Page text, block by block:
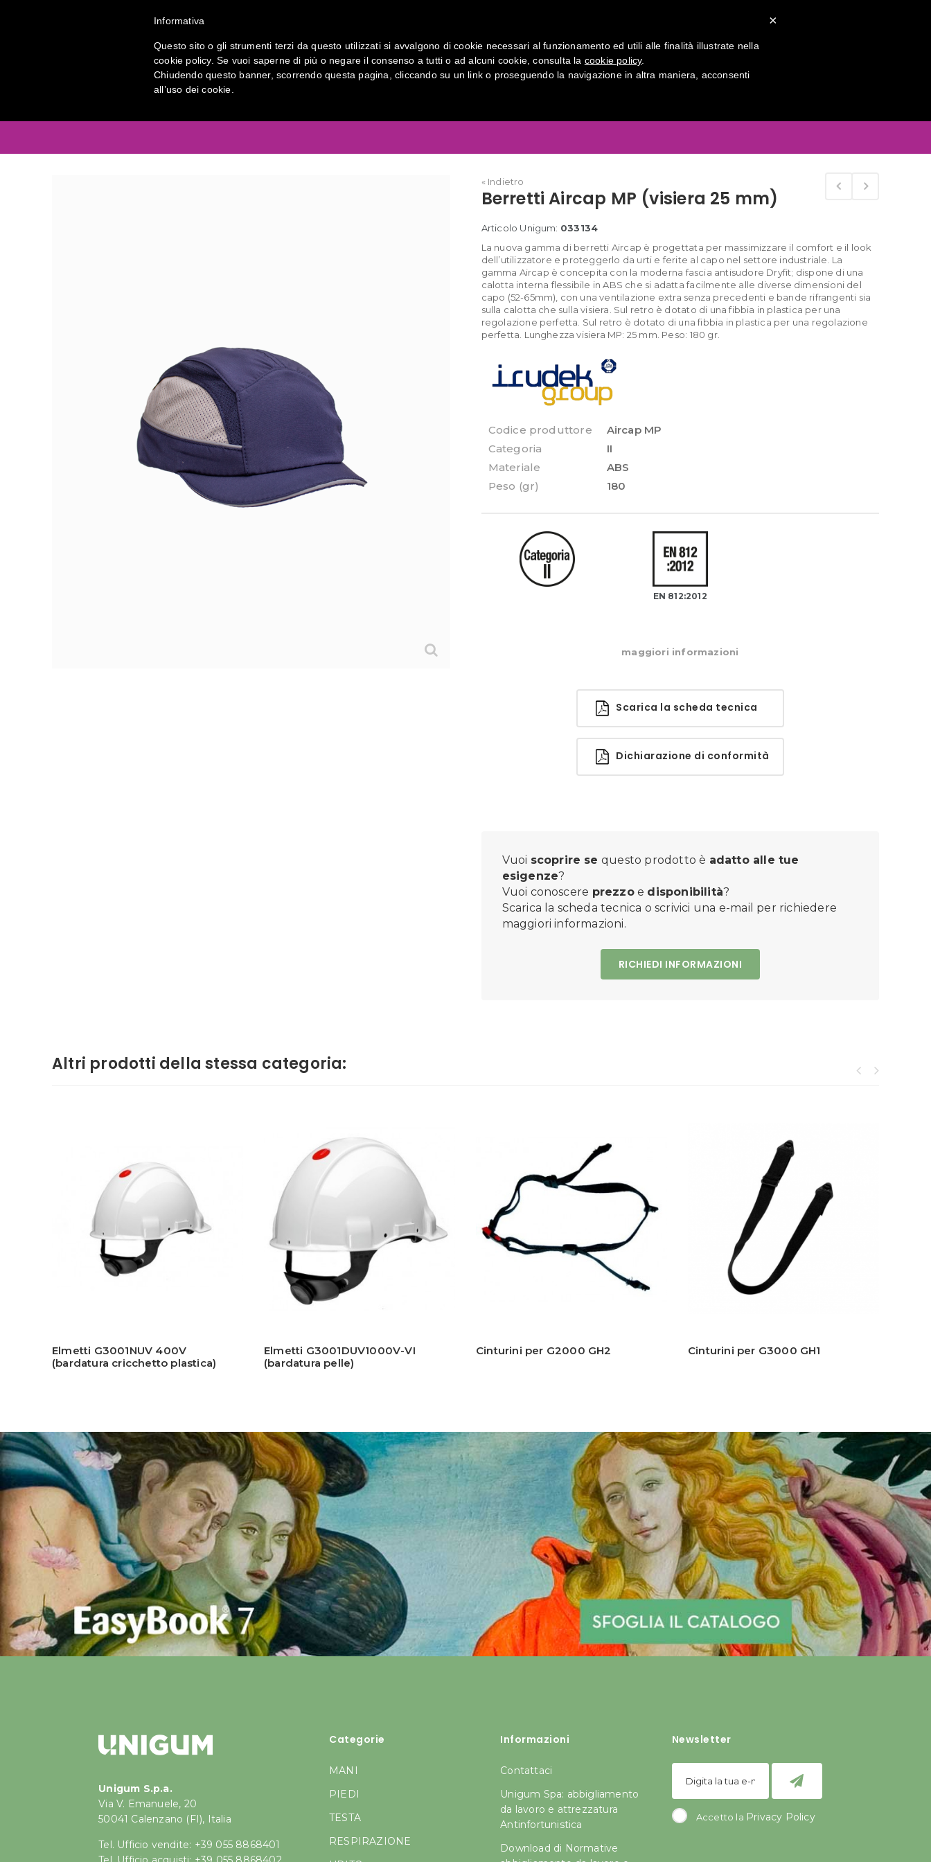
« Indietro
Berretti Aircap MP (visiera 25 mm)
Articolo Unigum: 033134
La nuova gamma di berretti Aircap è progettata per massimizzare il comfort e il look
dell’utilizzatore e proteggerlo da urti e ferite al capo nel settore industriale. La
gamma Aircap è concepita con la moderna fascia antisudore Dryfit; dispone di una
calotta interna flessibile in ABS che si adatta facilmente alle diverse dimensioni del
capo (52-65mm), con una ventilazione extra senza precedenti e bande rifrangenti sia
sulla calotta che sulla visiera. Sul retro è dotato di una fibbia in plastica per una
regolazione perfetta. Sul retro è dotato di una fibbia in plastica per una regolazione
perfetta. Lunghezza visiera MP: 25 mm. Peso: 180 gr.
Codice produttore
Aircap MP
Categoria
II
Materiale
ABS
Peso (gr)
180
EN 812:2012
maggiori informazioni
Scarica la scheda tecnica
Dichiarazione di conformità
Vuoi scoprire se questo prodotto è adatto alle tue
esigenze?
Vuoi conoscere prezzoe disponibilità?
Scarica la scheda tecnica o scrivici una e-mail per richiedere
maggiori informazioni.
RICHIEDI INFORMAZIONI
Altri prodotti della stessa categoria:
Elmetti G3001NUV 400V
(bardatura cricchetto plastica)
Elmetti G3001DUV1000V-VI
(bardatura pelle)
Cinturini per G2000 GH2 Cinturini per G3000 GH1
Unigum S.p.a.
Via V. Emanuele, 20
50041 Calenzano (FI), Italia
Tel. Ufficio vendite: +39 055 8868401
Categorie
MANI
PIEDI
TESTA
RESPIRAZIONE
Informazioni
Contattaci
Unigum Spa: abbigliamento
da lavoro e attrezzatura
Antinfortunistica
Download di Normative
Newsletter
Accetto la Privacy Policy
×
Informativa
Questo sito o gli strumenti terzi da questo utilizzati si avvalgono di cookie necessari al funzionamento ed utili alle finalità illustrate nella
cookie policy. Se vuoi saperne di più o negare il consenso a tutti o ad alcuni cookie, consulta la cookie policy.
Chiudendo questo banner, scorrendo questa pagina, cliccando su un link o proseguendo la navigazione in altra maniera, acconsenti
all’uso dei cookie.